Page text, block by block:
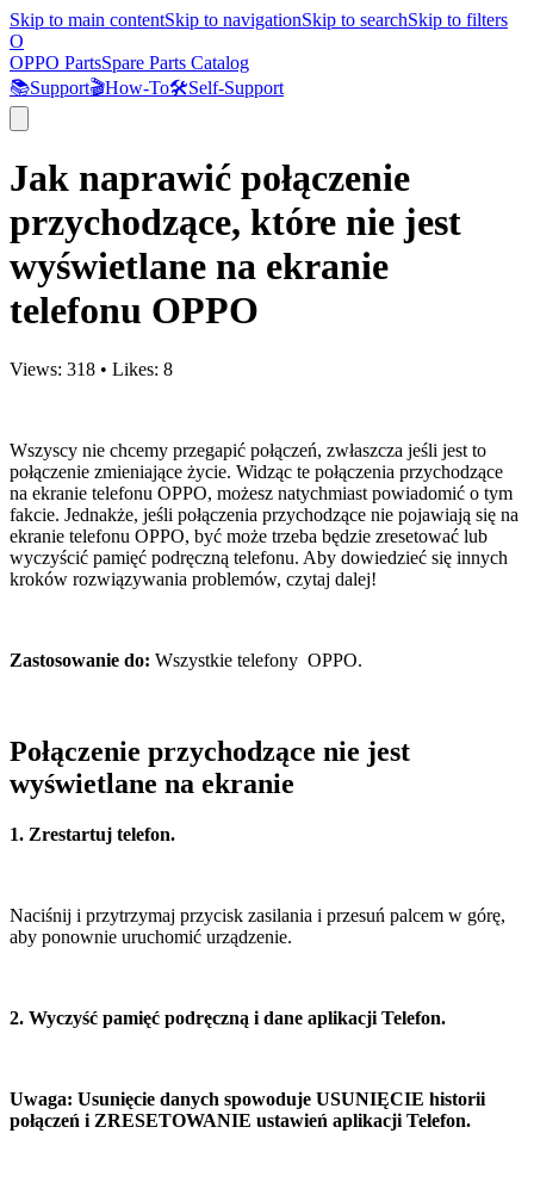
Skip to main contentSkip to navigationSkip to searchSkip to filters
O
OPPO PartsSpare Parts Catalog
📚Support🎬How-To🛠️Self-Support
Jak naprawić połączenie
przychodzące, które nie jest
wyświetlane na ekranie
telefonu OPPO
Views: 318 • Likes: 8
Wszyscy nie chcemy przegapić połączeń, zwłaszcza jeśli jest to
połączenie zmieniające życie. Widząc te połączenia przychodzące
na ekranie telefonu OPPO, możesz natychmiast powiadomić o tym
fakcie. Jednakże, jeśli połączenia przychodzące nie pojawiają się na
ekranie telefonu OPPO, być może trzeba będzie zresetować lub
wyczyścić pamięć podręczną telefonu. Aby dowiedzieć się innych
kroków rozwiązywania problemów, czytaj dalej!
Zastosowanie do: Wszystkie telefony OPPO.
Połączenie przychodzące nie jest
wyświetlane na ekranie
1. Zrestartuj telefon.
Naciśnij i przytrzymaj przycisk zasilania i przesuń palcem w górę,
aby ponownie uruchomić urządzenie.
2. Wyczyść pamięć podręczną i dane aplikacji Telefon.
Uwaga: Usunięcie danych spowoduje USUNIĘCIE historii
połączeń i ZRESETOWANIE ustawień aplikacji Telefon.